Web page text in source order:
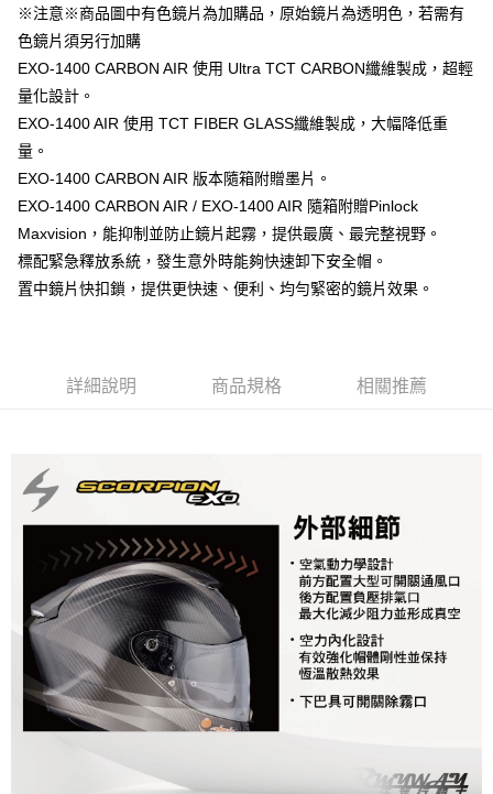
消。如遇「轉專審核」未通過狀況，表示未達大哥付你分期系統評分，恕無
法說明評估內容。
【繳款方式說明】
1.分期款項不併入電信帳單，「大哥付你分期」於每月結算日後寄送繳費提
醒簡訊。
帳／街口支付／iPASS MONEY」等通路繳費。
1.本服務係由「台灣大哥大股份有限公司」（以下簡稱本公司）所提供，讓
用戶於交易時，得透過本服務購買商品或服務，並由商店將買賣／分期付款
買賣價金債權讓與本公司後，依約使用本公司帳單繳交帳款。
資料（包含姓名、電話或地址）提供予台灣大哥大進項蒐集、處理及利用，
由本公司與您本人進行分期帳單所需資料之確認、核對及更正。
２．便利：只要手機號碼，簡訊認證，即可結帳。
３．安心：先確認商品／服務後，再付款。
【「AFTEE先享後付」結帳流程】
１．於結帳方式選擇「AFTEE先享後付」後，將跳轉至「AFTEE先享後付」
結帳頁面，進行簡訊認證並確認金額後，即可完成結帳。
３．收到繳費通知簡訊後14天內，點擊此簡訊中的連結，可透過四大超商／
ATM／網路銀行／等多元方式進行付款，方視為交易完成。
※ 請注意：結帳手續完成當下不需立刻繳費，但若您需要取消訂單，請聯絡
購買商品的店家。未經商家同意取消之訂單仍視為有效，需透過AFTEE先享
後付繳納相關費用。
※ 交易是否成功請以「AFTEE先享後付 」之結帳頁面顯示為準，若有關於
客戶支援中心」https://netprotections.freshdesk.com/support/home
易，需依本服務之必要範圍內提供個人資料，並將交易相關給付款項請求債
權轉讓予恩沛科技股份有限公司。
「AFTEE先享後付」，若未經同意申辦者引起之損失，本公司不負相關責
任。
４．使用「AFTEE先享後付」時，將依據個別帳號之用戶狀況，依本公司即
時審查核予不同之上限額度；若仍有額度不足之情形，本公司將視審查結果
請求用戶進行身份認證。
５．嚴禁一人註冊多個帳號或使用他人資訊註冊。若發現惡意使用之情形，
恩沛科技股份有限公司將有權停止該用戶之使用額度並採取法律行動。
運送方式
全家取貨付款
每筆NT$80，滿NT$1,999(含以上)免運費
付款後全家取貨
每筆NT$80，滿NT$1,999(含以上)免運費
7-11取貨付款
每筆NT$80，滿NT$1,999(含以上)免運費
付款後7-11取貨
每筆NT$80，滿NT$1,999(含以上)免運費
※注意※商品圖中有色鏡片為加購品，原始鏡片為透明色，若需有
色鏡片須另行加購
EXO-1400 CARBON AIR 使用 Ultra TCT CARBON纖維製成，超輕
量化設計。
EXO-1400 AIR 使用 TCT FIBER GLASS纖維製成，大幅降低重
量。
EXO-1400 CARBON AIR 版本隨箱附贈墨片。
EXO-1400 CARBON AIR / EXO-1400 AIR 隨箱附贈Pinlock
Maxvision，能抑制並防止鏡片起霧，提供最廣、最完整視野。
標配緊急釋放系統，發生意外時能夠快速卸下安全帽。
置中鏡片快扣鎖，提供更快速、便利、均勻緊密的鏡片效果。
詳細說明 商品規格 相關推薦